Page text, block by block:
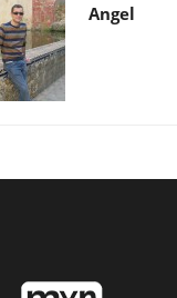
Angel